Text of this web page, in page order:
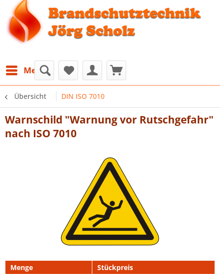
Menü
Übersicht DIN ISO 7010
Warnschild "Warnung vor Rutschgefahr"
nach ISO 7010
Menge
Stückpreis